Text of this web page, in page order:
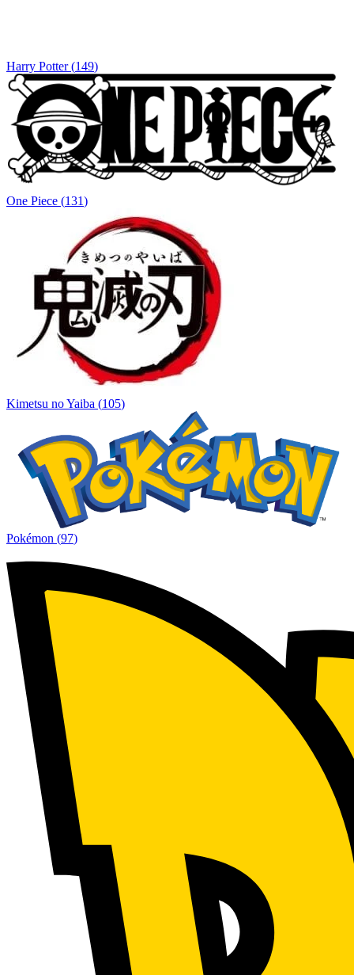
Harry Potter (149)
One Piece (131)
Kimetsu no Yaiba (105)
Pokémon (97)